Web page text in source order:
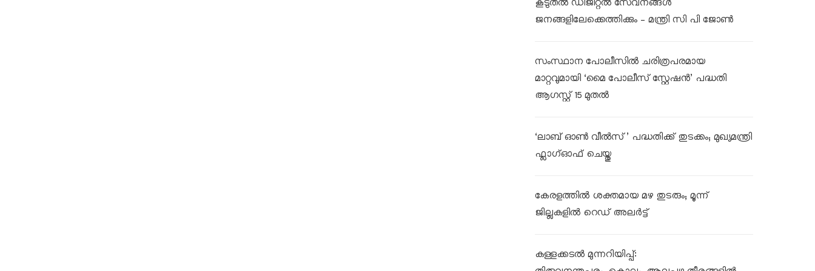
കൂടുതൽ ഡിജിറ്റൽ സേവനങ്ങൾ
ജനങ്ങളിലേക്കെത്തിക്കും – മന്ത്രി സി പി ജോൺ
സംസ്ഥാന പോലീസിൽ ചരിത്രപരമായ
മാറ്റവുമായി ‘മൈ പോലീസ് സ്റ്റേഷൻ’ പദ്ധതി
ആഗസ്റ്റ് 15 മുതൽ
‘ലാബ് ഓൺ വീൽസ്’ പദ്ധതിക്ക് തുടക്കം; മുഖ്യമന്ത്രി
ഫ്ലാഗ്ഓഫ് ചെയ്തു
കേരളത്തിൽ ശക്തമായ മഴ തുടരും; മൂന്ന്
ജില്ലകളിൽ റെഡ് അലർട്ട്
കള്ളക്കടൽ മുന്നറിയിപ്പ്: